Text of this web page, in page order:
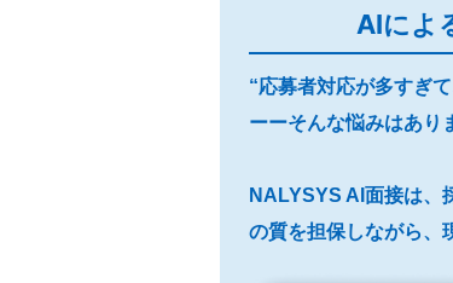
AIによ
“応募者対応が多すぎ
ーーそんな悩みはあり
NALYSYS AI面接は、
の質を担保しながら、